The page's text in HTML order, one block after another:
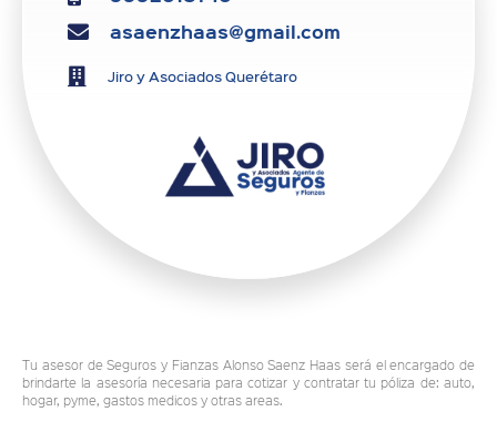
asaenzhaas@gmail.com
Jiro y Asociados Querétaro
Tu asesor de Seguros y Fianzas Alonso Saenz Haas será el encargado de
brindarte la asesoría necesaria para cotizar y contratar tu póliza de: auto,
hogar, pyme, gastos medicos y otras areas.